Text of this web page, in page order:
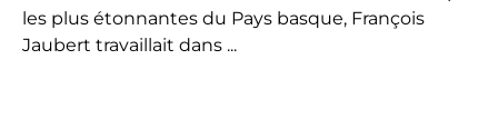
les plus étonnantes du Pays basque, François
Jaubert travaillait dans ...